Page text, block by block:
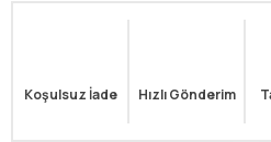
Koşulsuz İade Hızlı Gönderim